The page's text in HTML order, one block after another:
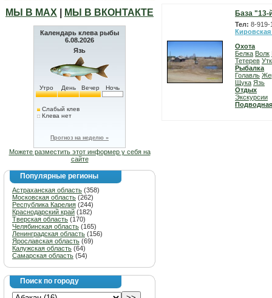
МЫ В МАХ МЫ В ВКОНТАКТЕ
Календарь клева рыбы
6.08.2026
Язь
Утро День Вечер Ночь
Слабый клев
Клева нет
Прогноз на неделю »
Можете разместить этот информер у себя на
сайте
Популярные регионы
Астраханская область (358)
Московская область (262)
Республика Карелия (244)
Краснодарский край (182)
Тверская область (170)
Челябинская область (165)
Ленинградская область (156)
Ярославская область (69)
Калужская область (64)
Самарская область (54)
Поиск по городу
База "13-
Тел: 8-919-
Кировская
Охота
Белка Волк
Тетерев
Рыбалка
Голавль
Щука Язь
Отдых
Экскурсии